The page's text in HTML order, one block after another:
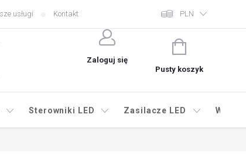
usługi Kontakt PLN
Zaloguj się
KOSZYK
Pusty koszyk
Sterowniki LED Zasilacze LED